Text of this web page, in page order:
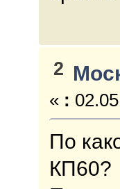
2
« :
По
КП60?